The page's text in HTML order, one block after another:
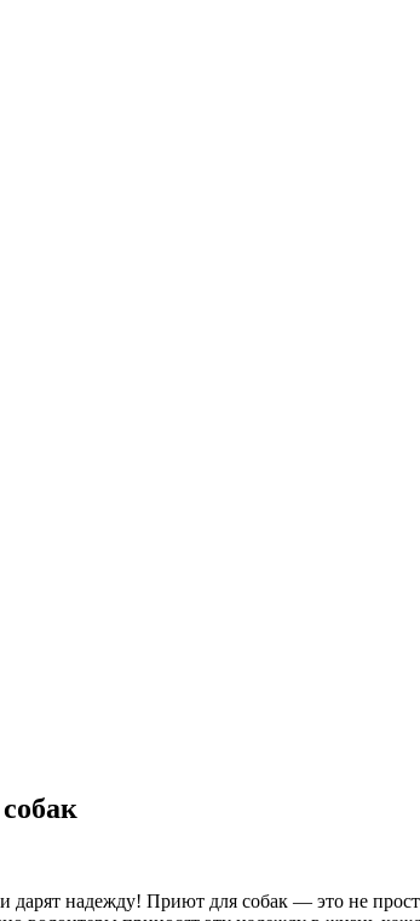
надежду! Приют для собак — это не